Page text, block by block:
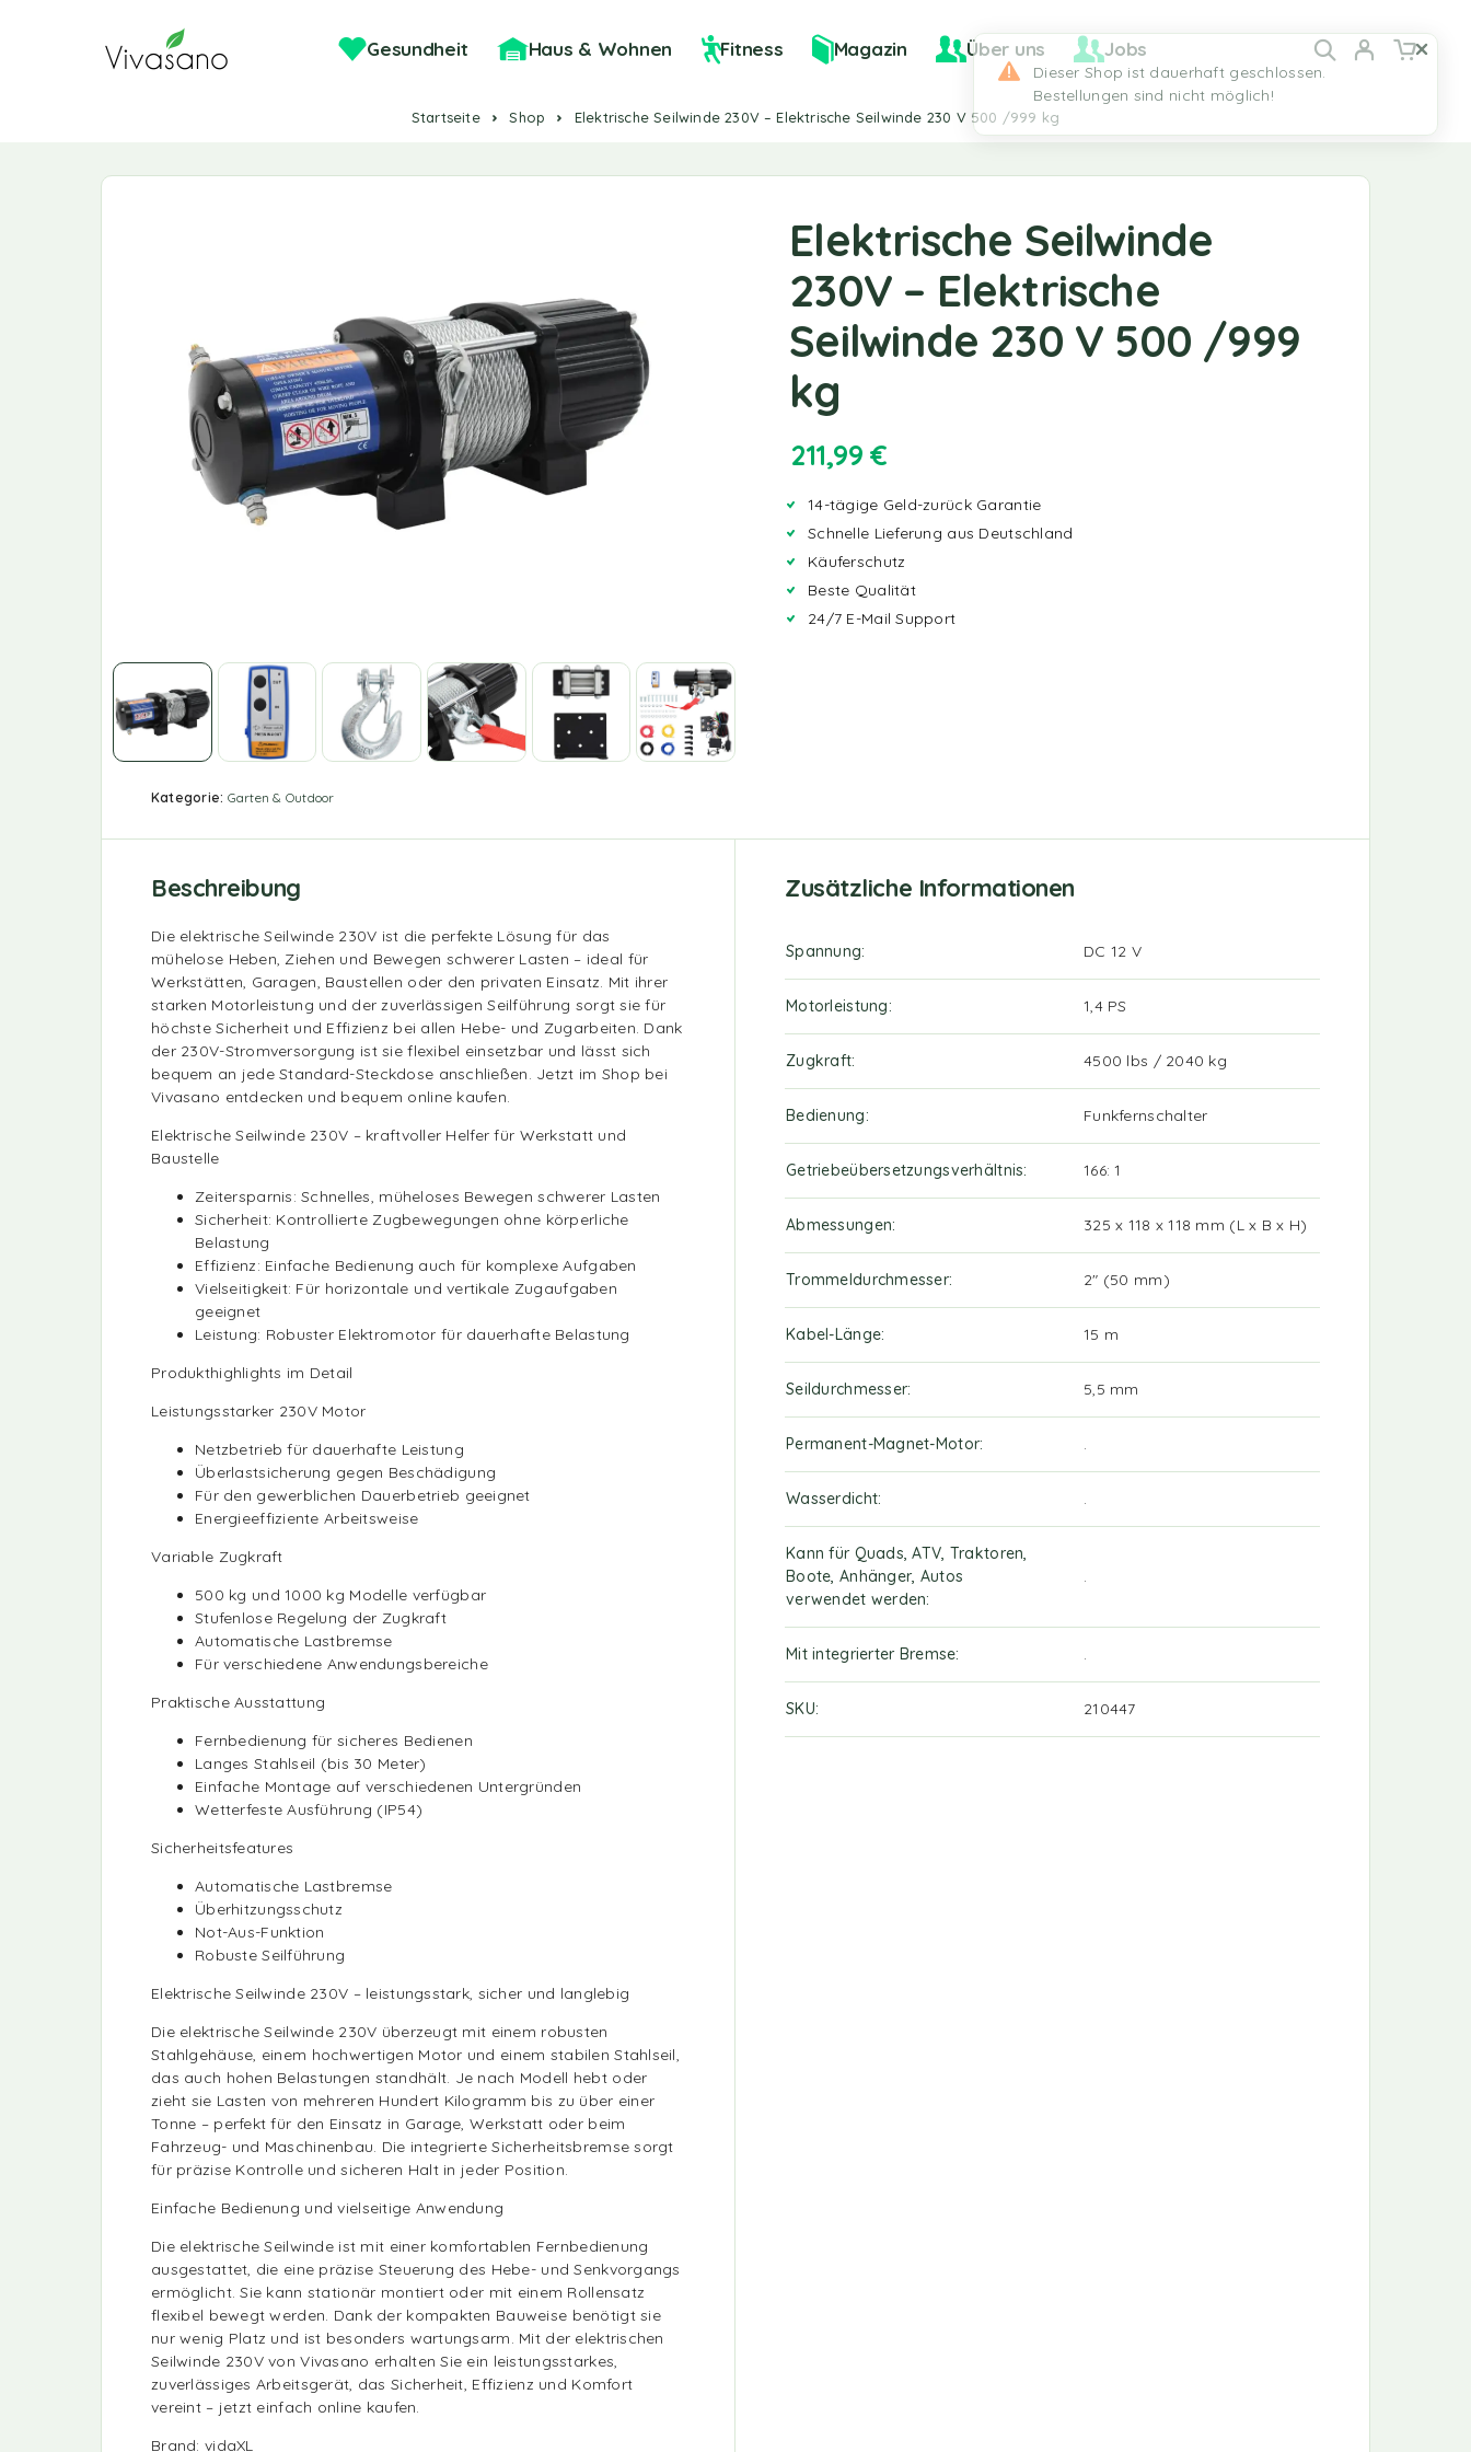
Gesundheit Haus & Wohnen Fitness Magazin Über uns Jobs
Startseite Shop Elektrische Seilwinde 230V – Elektrische Seilwinde 230 V 500 /999 kg
Kategorie: Garten & Outdoor
Elektrische Seilwinde
230V – Elektrische
Seilwinde 230 V 500 /999
kg
211,99 €
14-tägige Geld-zurück Garantie
Schnelle Lieferung aus Deutschland
Käuferschutz
Beste Qualität
24/7 E-Mail Support
Beschreibung
Die elektrische Seilwinde 230V ist die perfekte Lösung für das
mühelose Heben, Ziehen und Bewegen schwerer Lasten – ideal für
Werkstätten, Garagen, Baustellen oder den privaten Einsatz. Mit ihrer
starken Motorleistung und der zuverlässigen Seilführung sorgt sie für
höchste Sicherheit und Effizienz bei allen Hebe- und Zugarbeiten. Dank
der 230V-Stromversorgung ist sie flexibel einsetzbar und lässt sich
bequem an jede Standard-Steckdose anschließen. Jetzt im Shop bei
Vivasano entdecken und bequem online kaufen.
Elektrische Seilwinde 230V – kraftvoller Helfer für Werkstatt und
Baustelle
Zeitersparnis: Schnelles, müheloses Bewegen schwerer Lasten
Sicherheit: Kontrollierte Zugbewegungen ohne körperliche
Belastung
Effizienz: Einfache Bedienung auch für komplexe Aufgaben
Vielseitigkeit: Für horizontale und vertikale Zugaufgaben
geeignet
Leistung: Robuster Elektromotor für dauerhafte Belastung
Produkthighlights im Detail
Leistungsstarker 230V Motor
Netzbetrieb für dauerhafte Leistung
Überlastsicherung gegen Beschädigung
Für den gewerblichen Dauerbetrieb geeignet
Energieeffiziente Arbeitsweise
Variable Zugkraft
500 kg und 1000 kg Modelle verfügbar
Stufenlose Regelung der Zugkraft
Automatische Lastbremse
Für verschiedene Anwendungsbereiche
Praktische Ausstattung
Fernbedienung für sicheres Bedienen
Langes Stahlseil (bis 30 Meter)
Einfache Montage auf verschiedenen Untergründen
Wetterfeste Ausführung (IP54)
Sicherheitsfeatures
Automatische Lastbremse
Überhitzungsschutz
Not-Aus-Funktion
Robuste Seilführung
Elektrische Seilwinde 230V – leistungsstark, sicher und langlebig
Die elektrische Seilwinde 230V überzeugt mit einem robusten
Stahlgehäuse, einem hochwertigen Motor und einem stabilen Stahlseil,
das auch hohen Belastungen standhält. Je nach Modell hebt oder
zieht sie Lasten von mehreren Hundert Kilogramm bis zu über einer
Tonne – perfekt für den Einsatz in Garage, Werkstatt oder beim
Fahrzeug- und Maschinenbau. Die integrierte Sicherheitsbremse sorgt
für präzise Kontrolle und sicheren Halt in jeder Position.
Einfache Bedienung und vielseitige Anwendung
Die elektrische Seilwinde ist mit einer komfortablen Fernbedienung
ausgestattet, die eine präzise Steuerung des Hebe- und Senkvorgangs
ermöglicht. Sie kann stationär montiert oder mit einem Rollensatz
flexibel bewegt werden. Dank der kompakten Bauweise benötigt sie
nur wenig Platz und ist besonders wartungsarm. Mit der elektrischen
Seilwinde 230V von Vivasano erhalten Sie ein leistungsstarkes,
zuverlässiges Arbeitsgerät, das Sicherheit, Effizienz und Komfort
vereint – jetzt einfach online kaufen.
Brand: vidaXL
Zusätzliche Informationen
Spannung DC 12 V
Motorleistung 1,4 PS
Zugkraft 4500 lbs / 2040 kg
Bedienung Funkfernschalter
Getriebeübersetzungsverhältnis 166: 1
Abmessungen 325 x 118 x 118 mm (L x B x H)
Trommeldurchmesser 2" (50 mm)
Kabel-Länge 15 m
Seildurchmesser 5,5 mm
Permanent-Magnet-Motor .
Wasserdicht .
Kann für Quads, ATV, Traktoren,
Boote, Anhänger, Autos
verwendet werden
.
Mit integrierter Bremse .
SKU 210447